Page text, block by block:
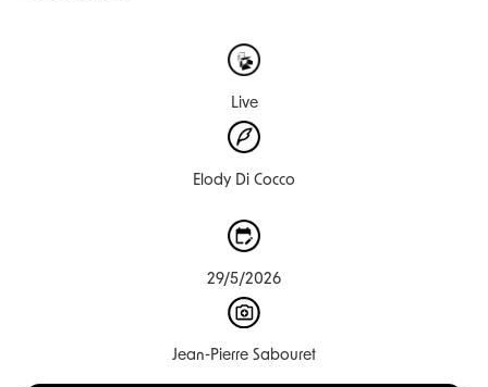
Live
Elody Di Cocco
29/5/2026
Jean-Pierre Sabouret